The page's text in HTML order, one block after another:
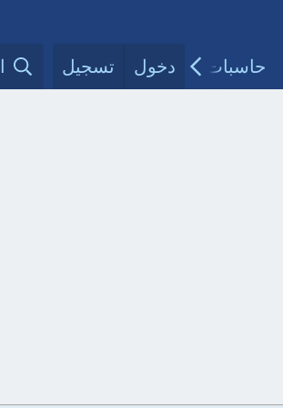
حاسبات طبية مقالات الأطباءدخول تسجيل